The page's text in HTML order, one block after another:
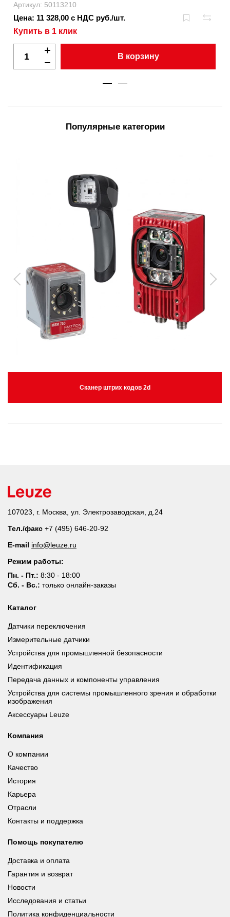
Артикул: 50113210
Цена: 11 328,00 с НДС руб./шт.
Купить в 1 клик
В корзину
Популярные категории
Сканер штрих кодов 2d
107023, г. Москва, ул. Электрозаводская, д.24
Тел./факс +7 (495) 646-20-92
E-mail info@leuze.ru
Режим работы:
Пн. - Пт.: 8:30 - 18:00
Сб. - Вс.: только онлайн-заказы
Каталог
Датчики переключения
Измерительные датчики
Устройства для промышленной безопасности
Идентификация
Передача данных и компоненты управления
Устройства для системы промышленного зрения и обработки
изображения
Аксессуары Leuze
Компания
О компании
Качество
История
Карьера
Отрасли
Контакты и поддержка
Помощь покупателю
Доставка и оплата
Гарантия и возврат
Новости
Исследования и статьи
Политика конфиденциальности